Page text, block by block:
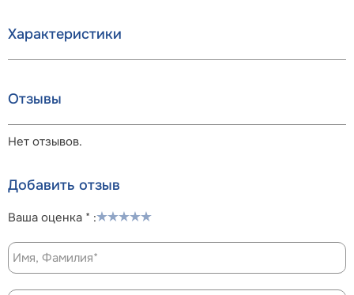
Характеристики
Отзывы
Нет отзывов.
Добавить отзыв
Ваша оценка * :